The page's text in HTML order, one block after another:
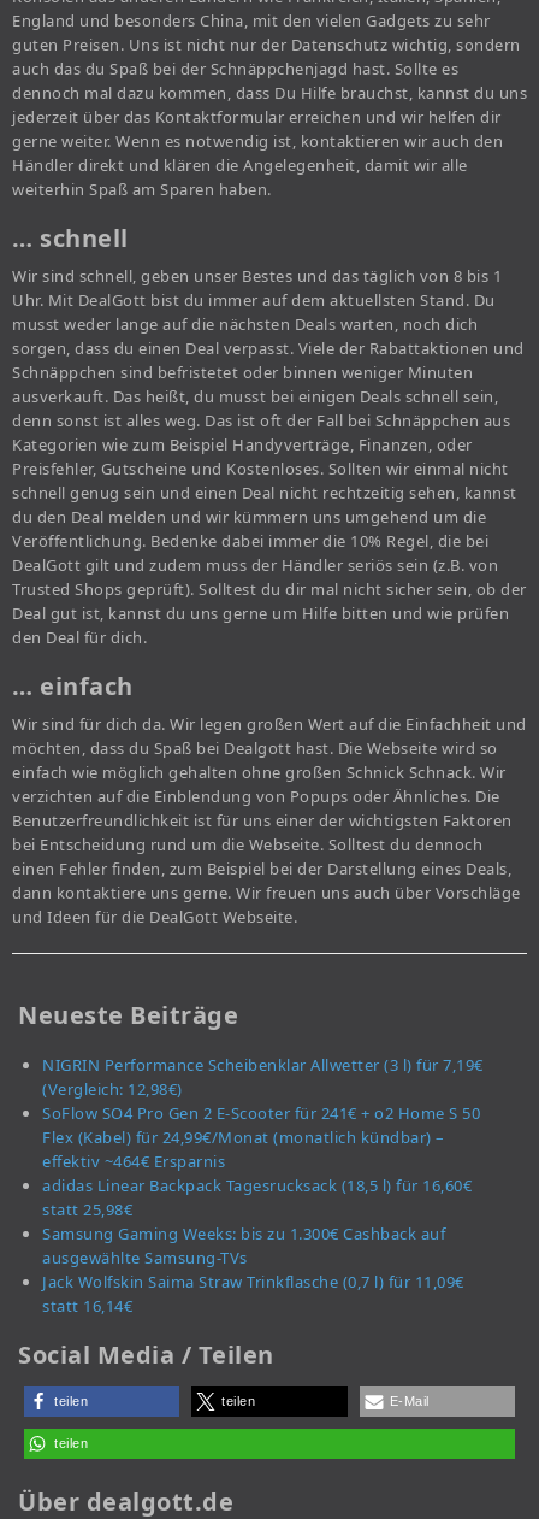
England und besonders China, mit den vielen Gadgets zu sehr
guten Preisen. Uns ist nicht nur der Datenschutz wichtig, sondern
auch das du Spaß bei der Schnäppchenjagd hast. Sollte es
dennoch mal dazu kommen, dass Du Hilfe brauchst, kannst du uns
jederzeit über das Kontaktformular erreichen und wir helfen dir
gerne weiter. Wenn es notwendig ist, kontaktieren wir auch den
Händler direkt und klären die Angelegenheit, damit wir alle
weiterhin Spaß am Sparen haben.
… schnell
Wir sind schnell, geben unser Bestes und das täglich von 8 bis 1
Uhr. Mit DealGott bist du immer auf dem aktuellsten Stand. Du
musst weder lange auf die nächsten Deals warten, noch dich
sorgen, dass du einen Deal verpasst. Viele der Rabattaktionen und
Schnäppchen sind befristetet oder binnen weniger Minuten
ausverkauft. Das heißt, du musst bei einigen Deals schnell sein,
denn sonst ist alles weg. Das ist oft der Fall bei Schnäppchen aus
Kategorien wie zum Beispiel Handyverträge, Finanzen, oder
Preisfehler, Gutscheine und Kostenloses. Sollten wir einmal nicht
schnell genug sein und einen Deal nicht rechtzeitig sehen, kannst
du den Deal melden und wir kümmern uns umgehend um die
Veröffentlichung. Bedenke dabei immer die 10% Regel, die bei
DealGott gilt und zudem muss der Händler seriös sein (z.B. von
Trusted Shops geprüft). Solltest du dir mal nicht sicher sein, ob der
Deal gut ist, kannst du uns gerne um Hilfe bitten und wie prüfen
den Deal für dich.
… einfach
Wir sind für dich da. Wir legen großen Wert auf die Einfachheit und
möchten, dass du Spaß bei Dealgott hast. Die Webseite wird so
einfach wie möglich gehalten ohne großen Schnick Schnack. Wir
verzichten auf die Einblendung von Popups oder Ähnliches. Die
Benutzerfreundlichkeit ist für uns einer der wichtigsten Faktoren
bei Entscheidung rund um die Webseite. Solltest du dennoch
einen Fehler finden, zum Beispiel bei der Darstellung eines Deals,
dann kontaktiere uns gerne. Wir freuen uns auch über Vorschläge
und Ideen für die DealGott Webseite.
Neueste Beiträge
NIGRIN Performance Scheibenklar Allwetter (3 l) für 7,19€
(Vergleich: 12,98€)
SoFlow SO4 Pro Gen 2 E-Scooter für 241€ + o2 Home S 50
Flex (Kabel) für 24,99€/Monat (monatlich kündbar) –
effektiv ~464€ Ersparnis
adidas Linear Backpack Tagesrucksack (18,5 l) für 16,60€
statt 25,98€
Samsung Gaming Weeks: bis zu 1.300€ Cashback auf
ausgewählte Samsung-TVs
Jack Wolfskin Saima Straw Trinkflasche (0,7 l) für 11,09€
statt 16,14€
Social Media / Teilen
teilen teilen E-Mail
teilen
Über dealgott.de